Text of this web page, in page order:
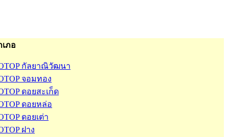
ภอ
กัลยาณิวัฒนา
จอมทอง
ดอยสะเก็ด
ดอยหล่อ
ดอยเต่า
ฝาง